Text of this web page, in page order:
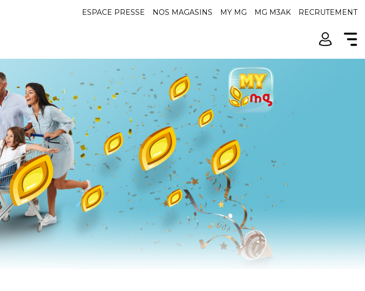
ESPACE PRESSE NOS MAGASINS MY MG MG M3AK RECRUTEMENT